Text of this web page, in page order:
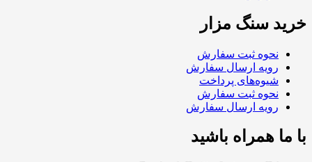
خرید سنگ مزار
نحوه ثبت سفارش
رویه ارسال سفارش
شیوه‌های پرداخت
نحوه ثبت سفارش
رویه ارسال سفارش
با ما همراه باشید